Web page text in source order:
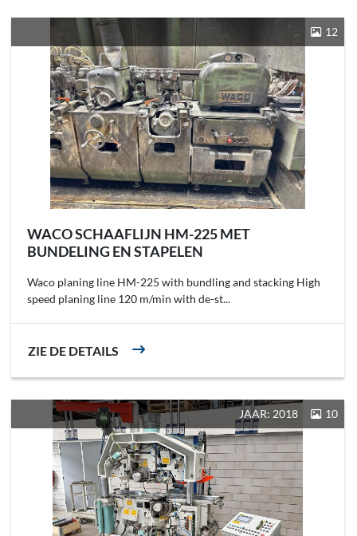
12
WACO SCHAAFLIJN HM-225 MET
BUNDELING EN STAPELEN
Waco planing line HM-225 with bundling and stacking High
speed planing line 120 m/min with de-st...
ZIE DE DETAILS
JAAR: 2018 10